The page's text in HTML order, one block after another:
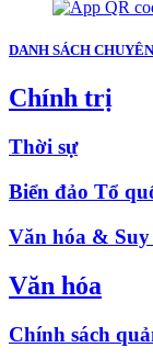
DANH SÁCH
Chính trị
Thời sự
Biển đảo Tổ
Văn hóa & Suy
Văn hóa
Chính sách